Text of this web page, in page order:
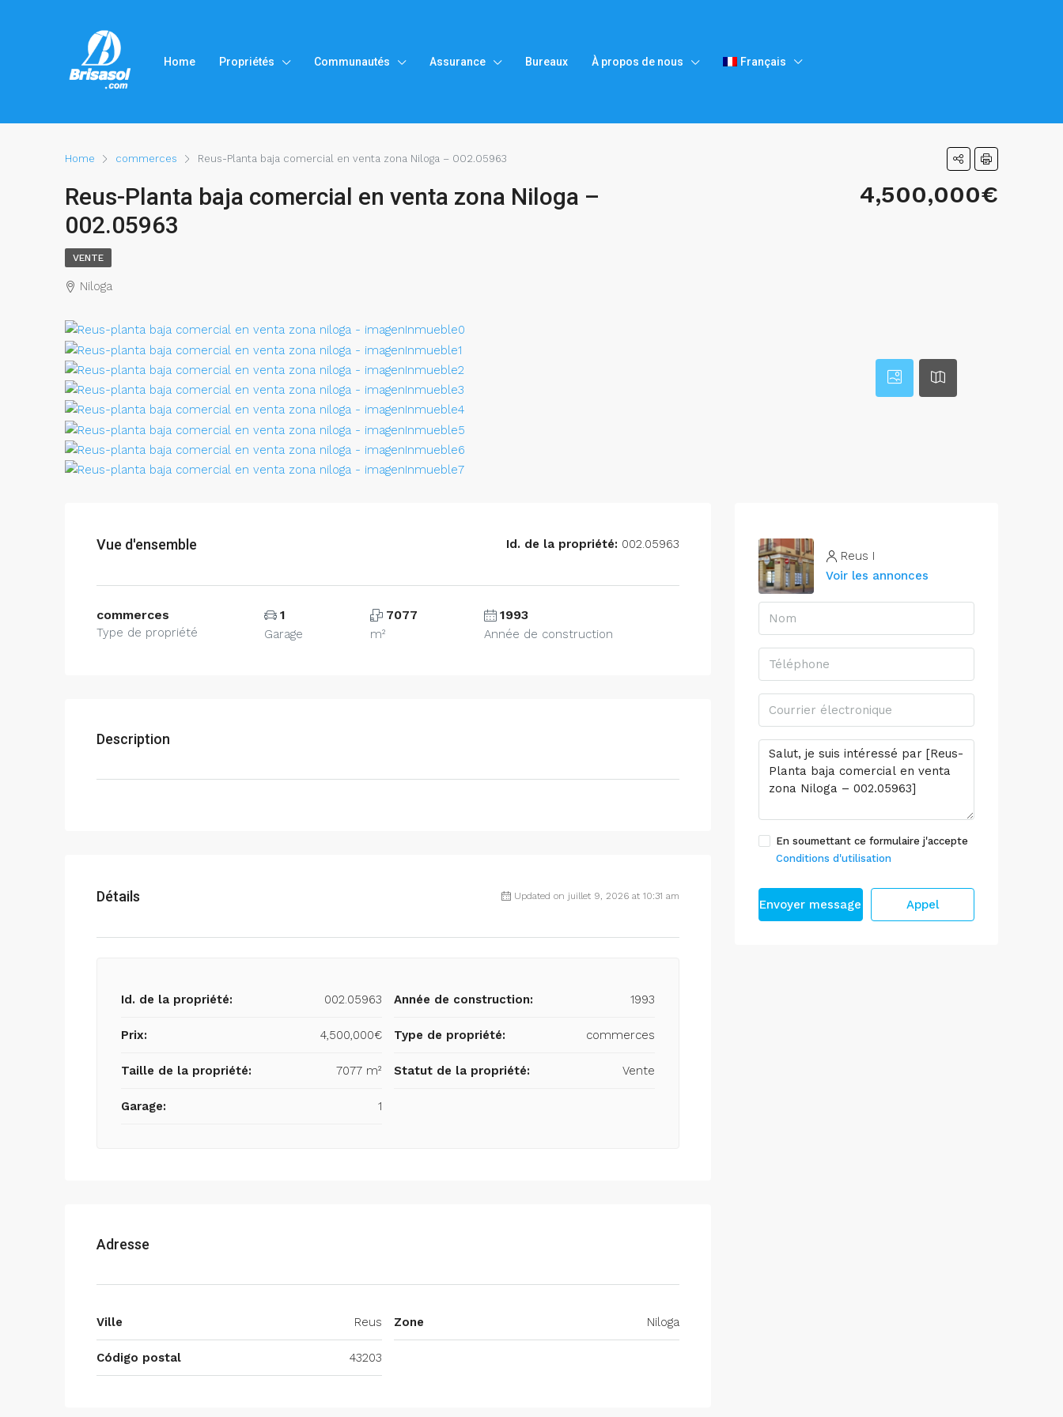
Home Propriétés Communautés Assurance Bureaux À propos de nous Français
Home commerces Reus-Planta baja comercial en venta zona Niloga – 002.05963
Reus-Planta baja comercial en venta zona Niloga –
002.05963
4,500,000€
VENTE
Niloga
Vue d'ensemble Id. de la propriété: 002.05963
commerces
Type de propriété
1
Garage
7077
m²
1993
Année de construction
Description
Détails Updated on juillet 9, 2026 at 10:31 am
Id. de la propriété: 002.05963
Prix: 4,500,000€
Taille de la propriété: 7077 m²
Garage: 1
Année de construction: 1993
Type de propriété: commerces
Statut de la propriété: Vente
Adresse
Ville Reus
Código postal 43203
Zone Niloga
Reus I
Voir les annonces
En soumettant ce formulaire j'accepte
Conditions d'utilisation
Envoyer message Appel